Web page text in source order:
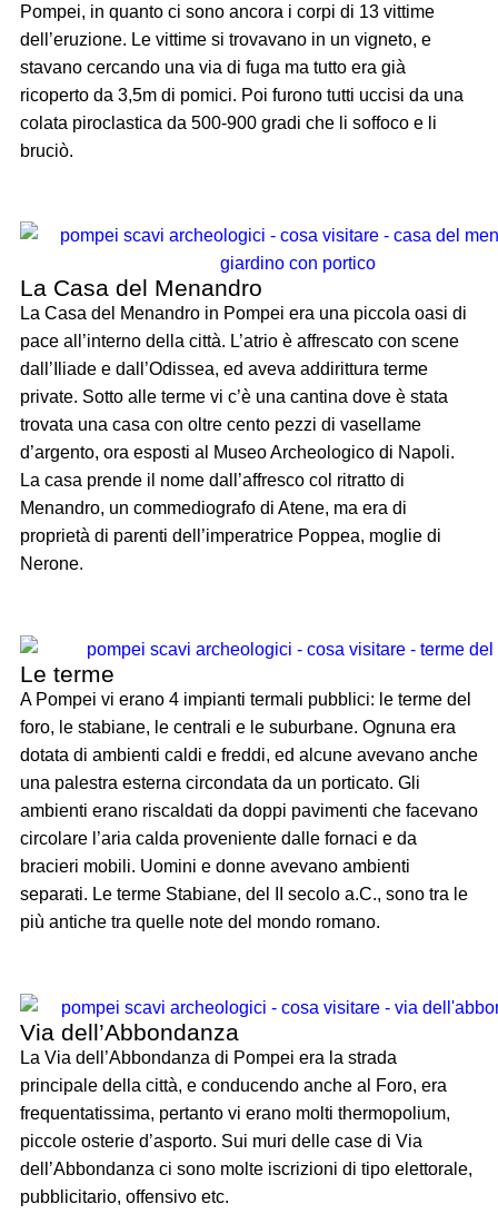
Pompei, in quanto ci sono ancora i corpi di 13 vittime
dell’eruzione. Le vittime si trovavano in un vigneto, e
stavano cercando una via di fuga ma tutto era già
ricoperto da 3,5m di pomici. Poi furono tutti uccisi da una
colata piroclastica da 500-900 gradi che li soffoco e li
bruciò.
La Casa del Menandro
La Casa del Menandro in Pompei era una piccola oasi di
pace all’interno della città. L’atrio è affrescato con scene
dall’Iliade e dall’Odissea, ed aveva addirittura terme
private. Sotto alle terme vi c’è una cantina dove è stata
trovata una casa con oltre cento pezzi di vasellame
d’argento, ora esposti al Museo Archeologico di Napoli.
La casa prende il nome dall’affresco col ritratto di
Menandro, un commediografo di Atene, ma era di
proprietà di parenti dell’imperatrice Poppea, moglie di
Nerone.
Le terme
A Pompei vi erano 4 impianti termali pubblici: le terme del
foro, le stabiane, le centrali e le suburbane. Ognuna era
dotata di ambienti caldi e freddi, ed alcune avevano anche
una palestra esterna circondata da un porticato. Gli
ambienti erano riscaldati da doppi pavimenti che facevano
circolare l’aria calda proveniente dalle fornaci e da
bracieri mobili. Uomini e donne avevano ambienti
separati. Le terme Stabiane, del II secolo a.C., sono tra le
più antiche tra quelle note del mondo romano.
Via dell’Abbondanza
La Via dell’Abbondanza di Pompei era la strada
principale della città, e conducendo anche al Foro, era
frequentatissima, pertanto vi erano molti thermopolium,
piccole osterie d’asporto. Sui muri delle case di Via
dell’Abbondanza ci sono molte iscrizioni di tipo elettorale,
pubblicitario, offensivo etc.